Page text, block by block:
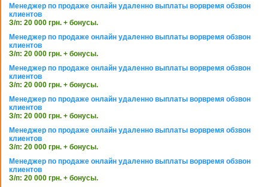
Менеджер по продаже онлайн удаленно выплаты ворвремя обзвон
клиентов
З/п: 20 000 грн. + бонусы.
Менеджер по продаже онлайн удаленно выплаты ворвремя обзвон
клиентов
З/п: 20 000 грн. + бонусы.
Менеджер по продаже онлайн удаленно выплаты ворвремя обзвон
клиентов
З/п: 20 000 грн. + бонусы.
Менеджер по продаже онлайн удаленно выплаты ворвремя обзвон
клиентов
З/п: 20 000 грн. + бонусы.
Менеджер по продаже онлайн удаленно выплаты ворвремя обзвон
клиентов
З/п: 20 000 грн. + бонусы.
Менеджер по продаже онлайн удаленно выплаты ворвремя обзвон
клиентов
З/п: 20 000 грн. + бонусы.